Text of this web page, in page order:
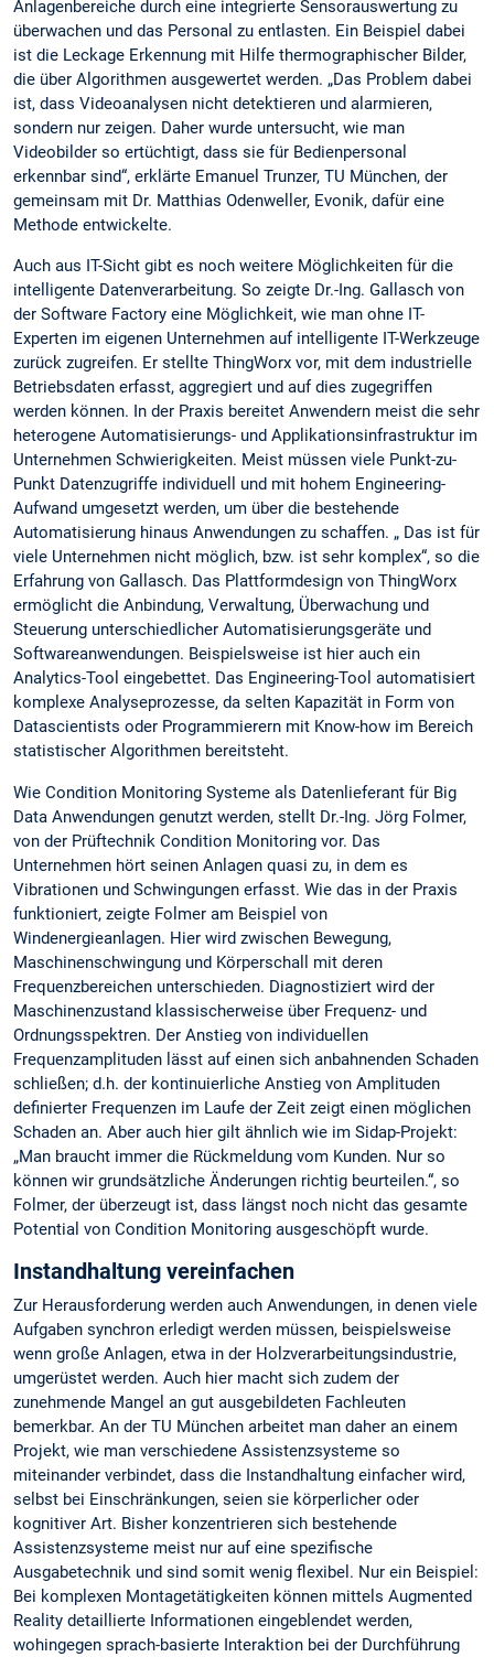
Anlagenbereiche durch eine integrierte Sensorauswertung zu
überwachen und das Personal zu entlasten. Ein Beispiel dabei
ist die Leckage Erkennung mit Hilfe thermographischer Bilder,
die über Algorithmen ausgewertet werden. „Das Problem dabei
ist, dass Videoanalysen nicht detektieren und alarmieren,
sondern nur zeigen. Daher wurde untersucht, wie man
Videobilder so ertüchtigt, dass sie für Bedienpersonal
erkennbar sind“, erklärte Emanuel Trunzer, TU München, der
gemeinsam mit Dr. Matthias Odenweller, Evonik, dafür eine
Methode entwickelte.
Auch aus IT-Sicht gibt es noch weitere Möglichkeiten für die
intelligente Datenverarbeitung. So zeigte Dr.-Ing. Gallasch von
der Software Factory eine Möglichkeit, wie man ohne IT-
Experten im eigenen Unternehmen auf intelligente IT-Werkzeuge
zurück zugreifen. Er stellte ThingWorx vor, mit dem industrielle
Betriebsdaten erfasst, aggregiert und auf dies zugegriffen
werden können. In der Praxis bereitet Anwendern meist die sehr
heterogene Automatisierungs- und Applikationsinfrastruktur im
Unternehmen Schwierigkeiten. Meist müssen viele Punkt-zu-
Punkt Datenzugriffe individuell und mit hohem Engineering-
Aufwand umgesetzt werden, um über die bestehende
Automatisierung hinaus Anwendungen zu schaffen. „ Das ist für
viele Unternehmen nicht möglich, bzw. ist sehr komplex“, so die
Erfahrung von Gallasch. Das Plattformdesign von ThingWorx
ermöglicht die Anbindung, Verwaltung, Überwachung und
Steuerung unterschiedlicher Automatisierungsgeräte und
Softwareanwendungen. Beispielsweise ist hier auch ein
Analytics-Tool eingebettet. Das Engineering-Tool automatisiert
komplexe Analyseprozesse, da selten Kapazität in Form von
Datascientists oder Programmierern mit Know-how im Bereich
statistischer Algorithmen bereitsteht.
Wie Condition Monitoring Systeme als Datenlieferant für Big
Data Anwendungen genutzt werden, stellt Dr.-Ing. Jörg Folmer,
von der Prüftechnik Condition Monitoring vor. Das
Unternehmen hört seinen Anlagen quasi zu, in dem es
Vibrationen und Schwingungen erfasst. Wie das in der Praxis
funktioniert, zeigte Folmer am Beispiel von
Windenergieanlagen. Hier wird zwischen Bewegung,
Maschinenschwingung und Körperschall mit deren
Frequenzbereichen unterschieden. Diagnostiziert wird der
Maschinenzustand klassischerweise über Frequenz- und
Ordnungsspektren. Der Anstieg von individuellen
Frequenzamplituden lässt auf einen sich anbahnenden Schaden
schließen; d.h. der kontinuierliche Anstieg von Amplituden
definierter Frequenzen im Laufe der Zeit zeigt einen möglichen
Schaden an. Aber auch hier gilt ähnlich wie im Sidap-Projekt:
„Man braucht immer die Rückmeldung vom Kunden. Nur so
können wir grundsätzliche Änderungen richtig beurteilen.“, so
Folmer, der überzeugt ist, dass längst noch nicht das gesamte
Potential von Condition Monitoring ausgeschöpft wurde.
Instandhaltung vereinfachen
Zur Herausforderung werden auch Anwendungen, in denen viele
Aufgaben synchron erledigt werden müssen, beispielsweise
wenn große Anlagen, etwa in der Holzverarbeitungsindustrie,
umgerüstet werden. Auch hier macht sich zudem der
zunehmende Mangel an gut ausgebildeten Fachleuten
bemerkbar. An der TU München arbeitet man daher an einem
Projekt, wie man verschiedene Assistenzsysteme so
miteinander verbindet, dass die Instandhaltung einfacher wird,
selbst bei Einschränkungen, seien sie körperlicher oder
kognitiver Art. Bisher konzentrieren sich bestehende
Assistenzsysteme meist nur auf eine spezifische
Ausgabetechnik und sind somit wenig flexibel. Nur ein Beispiel:
Bei komplexen Montagetätigkeiten können mittels Augmented
Reality detaillierte Informationen eingeblendet werden,
wohingegen sprach-basierte Interaktion bei der Durchführung